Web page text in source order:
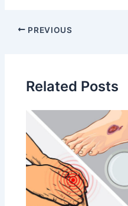
Post
PREVIOUS
Related Posts